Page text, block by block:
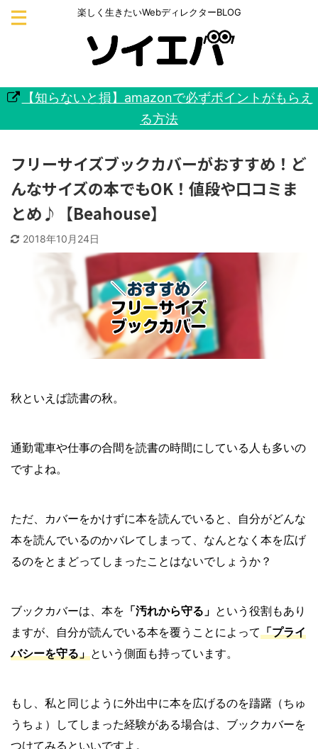
楽しく生きたいWebディレクターBLOG
【知らないと損】amazonで必ずポイントがもらえ
る方法
フリーサイズブックカバーがおすすめ！ど
んなサイズの本でもOK！値段や口コミま
とめ♪【Beahouse】
2018年10月24日
秋といえば読書の秋。
通勤電車や仕事の合間を読書の時間にしている人も多いの
ですよね。
ただ、カバーをかけずに本を読んでいると、自分がどんな
本を読んでいるのかバレてしまって、なんとなく本を広げ
るのをとまどってしまったことはないでしょうか？
ブックカバーは、本を 「汚れから守る」 という役割もあり
ますが、自分が読んでいる本を覆うことによって「プライ
バシーを守る」という側面も持っています。
もし、私と同じように外出中に本を広げるのを躊躇（ちゅ
うちょ）してしまった経験がある場合は、ブックカバーを
つけてみるといいですよ。